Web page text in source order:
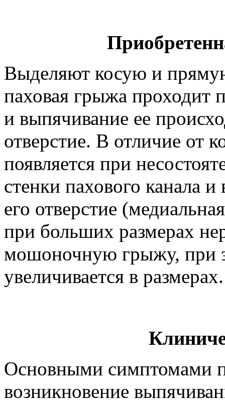
Выделяют косую и
паховая грыжа проходит
и выпячивание ее
отверстие. В отличие от
появляется при
стенки пахового канала
его отверстие
при больших размерах
мошоночную грыжу, при
увеличивается в размерах.
Основными симптомами
возникновение